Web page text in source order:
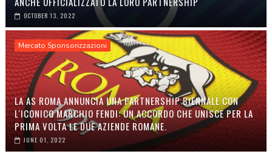
OCTOBER 13, 2022
Mercato Sponsorizzazioni
LA AS ROMA ANNUNCIA UNA PARTNERSHIP BIENNALE CON
L'ICONICO MARCHIO FENDI: UN ACCORDO CHE UNISCE PER LA
PRIMA VOLTA LE DUE AZIENDE ROMANE.
JUNE 01, 2022